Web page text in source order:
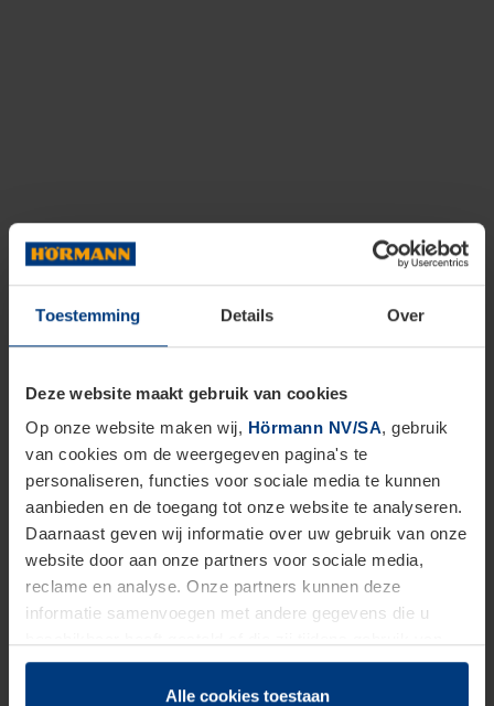
Toestemming Details Over
Deze website maakt gebruik van cookies
Op onze website maken wij, Hörmann NV/SA, gebruik
van cookies om de weergegeven pagina's te
personaliseren, functies voor sociale media te kunnen
aanbieden en de toegang tot onze website te analyseren.
Daarnaast geven wij informatie over uw gebruik van onze
website door aan onze partners voor sociale media,
reclame en analyse. Onze partners kunnen deze
informatie samenvoegen met andere gegevens die u
hun diensten hebben verzameld.
Juridisch hebben wij het recht om cookies op uw
Alle cookies toestaan